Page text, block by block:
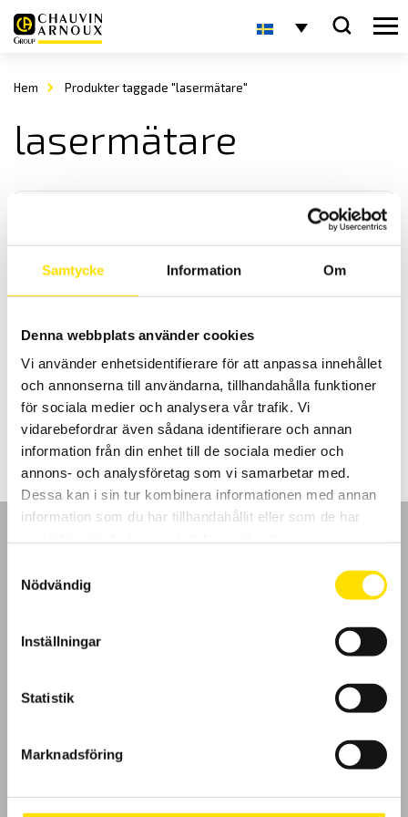
Samtycke Information Om
Denna webbplats använder cookies
Vi använder enhetsidentifierare för att anpassa innehållet
och annonserna till användarna, tillhandahålla funktioner
för sociala medier och analysera vår trafik. Vi
vidarebefordrar även sådana identifierare och annan
information från din enhet till de sociala medier och
annons- och analysföretag som vi samarbetar med.
Dessa kan i sin tur kombinera informationen med annan
information som du har tillhandahållit eller som de har
Nödvändig
Inställningar
Statistik
Marknadsföring
Hem Produkter taggade "lasermätare"
lasermätare
CA 1730 Avståndsmätare
Praktisk laser avståndsmätare för inom- och utomhusbruk med 4-
raders display och hög kapslingsklass.
1,190.00kr LÄS MER